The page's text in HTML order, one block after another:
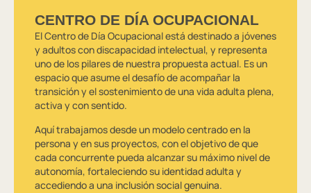
CENTRO DE DÍA OCUPACIONAL
El Centro de Día Ocupacional está destinado a jóvenes
y adultos con discapacidad intelectual, y representa
uno de los pilares de nuestra propuesta actual. Es un
espacio que asume el desafío de acompañar la
transición y el sostenimiento de una vida adulta plena,
activa y con sentido.
Aquí trabajamos desde un modelo centrado en la
persona y en sus proyectos, con el objetivo de que
cada concurrente pueda alcanzar su máximo nivel de
autonomía, fortaleciendo su identidad adulta y
accediendo a una inclusión social genuina.